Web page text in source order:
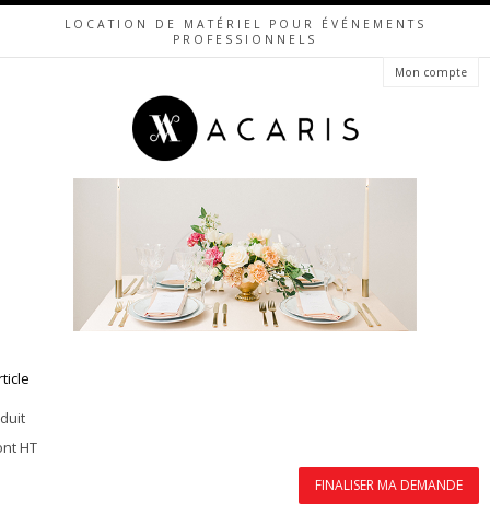
LOCATION DE MATÉRIEL POUR ÉVÉNEMENTS
PROFESSIONNELS
Mon compte
HT
FINALISER MA DEMANDE